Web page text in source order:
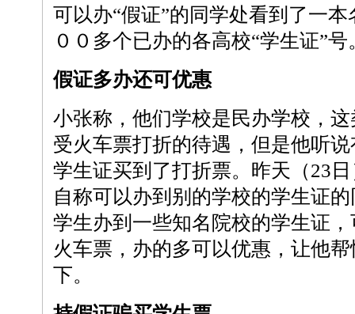
可以办“假证”的同学处看到了一
００多个已办的各高校“学生证”号
假证多办还可优惠
小张称，他们学校是民办学校，
受火车票打折的待遇，但是他听
学生证买到了打折票。昨天（23
自称可以办到别的学校的学生证
学生办到一些知名院校的学生证
火车票，办的多可以优惠，让他
下。